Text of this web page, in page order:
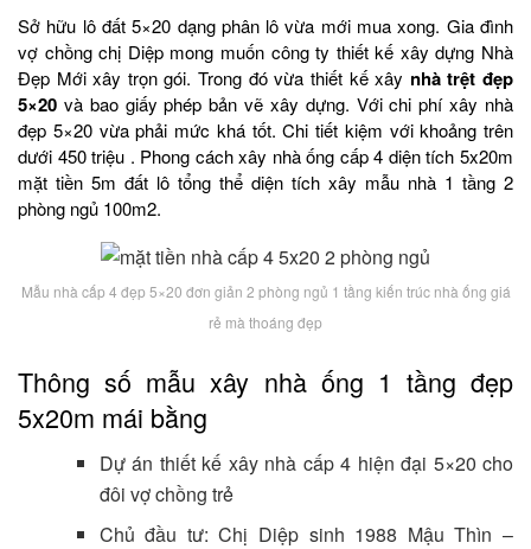
Sở hữu lô đất 5×20 dạng phân lô vừa mới mua xong. Gia đình
vợ chồng chị Diệp mong muốn công ty thiết kế xây dựng Nhà
Đẹp Mới xây trọn gói. Trong đó vừa thiết kế xây nhà trệt đẹp
5×20 và bao giấy phép bản vẽ xây dựng. Với chi phí xây nhà
đẹp 5×20 vừa phải mức khá tốt. Chi tiết kiệm với khoảng trên
dưới 450 triệu . Phong cách xây nhà ống cấp 4 diện tích 5x20m
mặt tiền 5m đất lô tổng thể diện tích xây mẫu nhà 1 tầng 2
phòng ngủ 100m2.
Mẫu nhà cấp 4 đẹp 5×20 đơn giản 2 phòng ngủ 1 tầng kiến trúc nhà ống giá
rẻ mà thoáng đẹp
Thông số mẫu xây nhà ống 1 tầng đẹp
5x20m mái bằng
Dự án thiết kế xây nhà cấp 4 hiện đại 5×20 cho
đôi vợ chồng trẻ
Chủ đầu tư: Chị Diệp sinh 1988 Mậu Thìn –